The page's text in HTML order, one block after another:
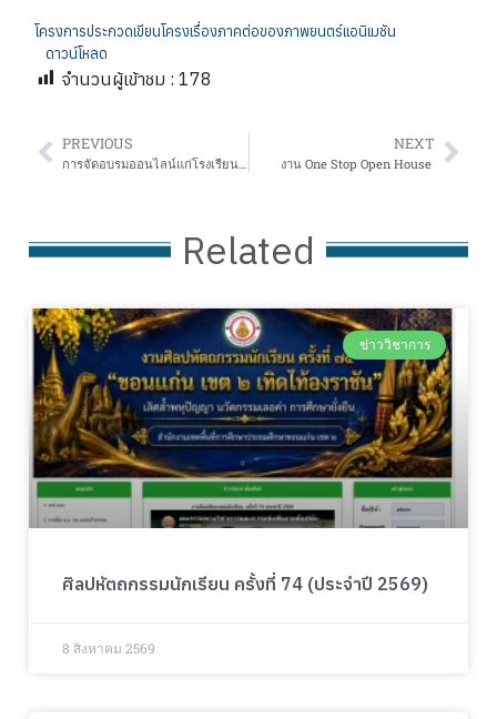
โครงการประกวดเขียนโครงเรื่องภาคต่อของภาพยนตร์แอนิเมชัน
ดาวน์โหลด
จำนวนผู้เข้าชม : 178
PREVIOUS NEXT
งาน One Stop Open House
Related
ข่าววิชาการ
ศิลปหัตถกรรมนักเรียน ครั้งที่ 74 (ประจำปี 2569)
8 สิงหาคม 2569